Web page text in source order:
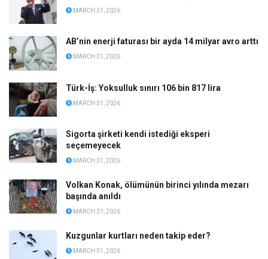
MARCH 31, 2026
AB’nin enerji faturası bir ayda 14 milyar avro arttı
MARCH 31, 2026
Türk-İş: Yoksulluk sınırı 106 bin 817 lira
MARCH 31, 2026
Sigorta şirketi kendi istediği eksperi
seçemeyecek
MARCH 31, 2026
Volkan Konak, ölümünün birinci yılında mezarı
başında anıldı
MARCH 31, 2026
Kuzgunlar kurtları neden takip eder?
MARCH 31, 2026